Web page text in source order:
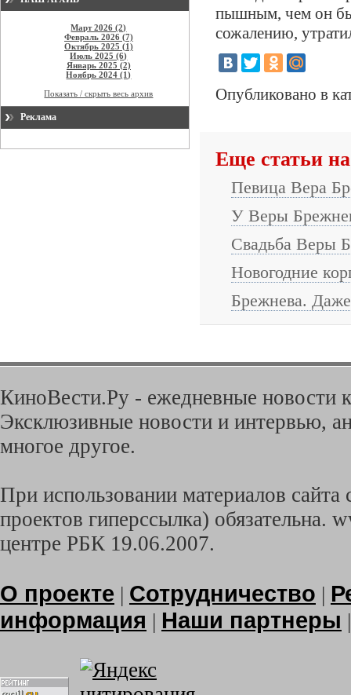
Март 2026 (2)
Февраль 2026 (7)
Октябрь 2025 (1)
Июль 2025 (6)
Январь 2025 (2)
Ноябрь 2024 (1)
Показать / скрыть весь архив
Реклама
пышным, чем он
сожалению,
Опубликовано в
Еще статьи
Певица Вера
У Веры
Свадьба Веры
Новогодние
Брежнева.
КиноВести.Ру - ежедневные новости
Эксклюзивные новости и интервью,
многое другое.
При использовании материалов
проектов гиперссылка) обязательна.
центре РБК 19.06.2007.
О проекте | Сотрудничество |
информация | Наши партнеры